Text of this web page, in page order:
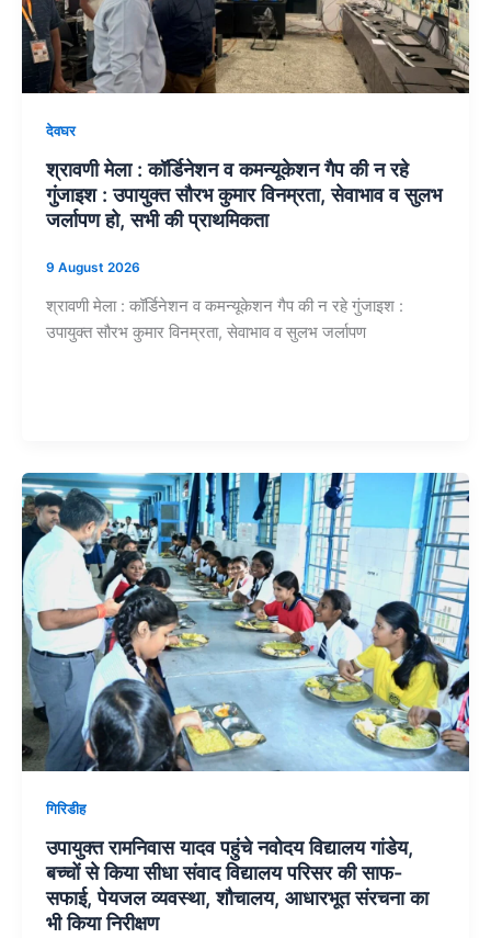
देवघर
श्रावणी मेला : कॉर्डिनेशन व कमन्यूकेशन गैप की न रहे
गुंजाइश : उपायुक्त सौरभ कुमार विनम्रता, सेवाभाव व सुलभ
जर्लापण हो, सभी की प्राथमिकता
9 August 2026
श्रावणी मेला : कॉर्डिनेशन व कमन्यूकेशन गैप की न रहे गुंजाइश :
उपायुक्त सौरभ कुमार विनम्रता, सेवाभाव व सुलभ जर्लापण
गिरिडीह
उपायुक्त रामनिवास यादव पहुंचे नवोदय विद्यालय गांडेय,
बच्चों से किया सीधा संवाद विद्यालय परिसर की साफ-
सफाई, पेयजल व्यवस्था, शौचालय, आधारभूत संरचना का
भी किया निरीक्षण